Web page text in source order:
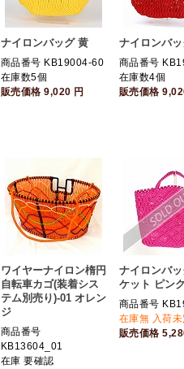
ナイロンバッグ 黄
商品番号 KB19004-60
在庫数5個
販売価格9,020 円
ナイロンバ
商品番号
在庫数4個
販売価格
ワイヤーナイロン楕円
自転車カゴ(装着シス
テム別売り)-01 オレン
ジ
商品番号
KB13604_01
在庫 要確認
ナイロンバ
ケット ピン
商品番号
在庫無 入荷
販売価格